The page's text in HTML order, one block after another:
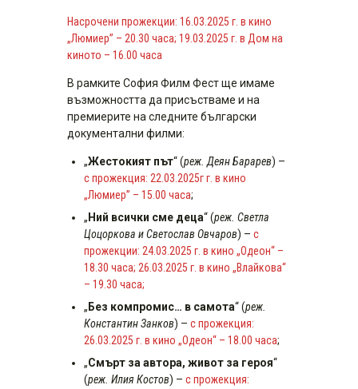
Насрочени прожекции: 16.03.2025 г. в кино
„Люмиер” – 20.30 часа; 19.03.2025 г. в Дом на
киното – 16.00 часа
В рамките София Филм Фест ще имаме
възможността да присъстваме и на
премиерите на следните български
документални филми:
„Жестокият път“ (реж. Деян Барарев) –
с прожекция: 22.03.2025г г. в кино
„Люмиер” – 15.00 часа;
„ Ний всички сме деца“ (реж. Светла
Цоцоркова и Светослав Овчаров) – с
прожекции: 24.03.2025 г. в кино „Одеон“ –
18.30 часа; 26.03.2025 г. в кино „Влайкова“
– 19.30 часа;
„ Без компромис… в самота“ (реж.
Константин Занков) – с прожекция:
26.03.2025 г. в кино „Одеон“ – 18.00 часа;
„Смърт за автора, живот за героя“
(реж. Илия Костов) – с прожекция: